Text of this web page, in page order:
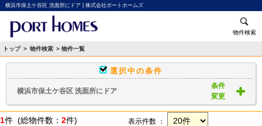
横浜市保土ケ谷区 洗面所にドア | 株式会社ポートホームズ
物件検索
トップ > 物件検索 > 物件一覧
選択中の条件
横浜市保土ケ谷区 洗面所にドア
条件
変更
1件 (総物件数： 2件) 表示件数 ：